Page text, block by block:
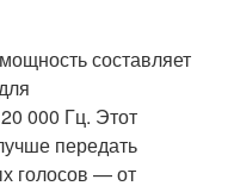
составляет
000 Гц. Этот
передать
голосов — от